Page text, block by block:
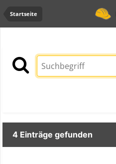
Startseite
4 Einträge gefunden